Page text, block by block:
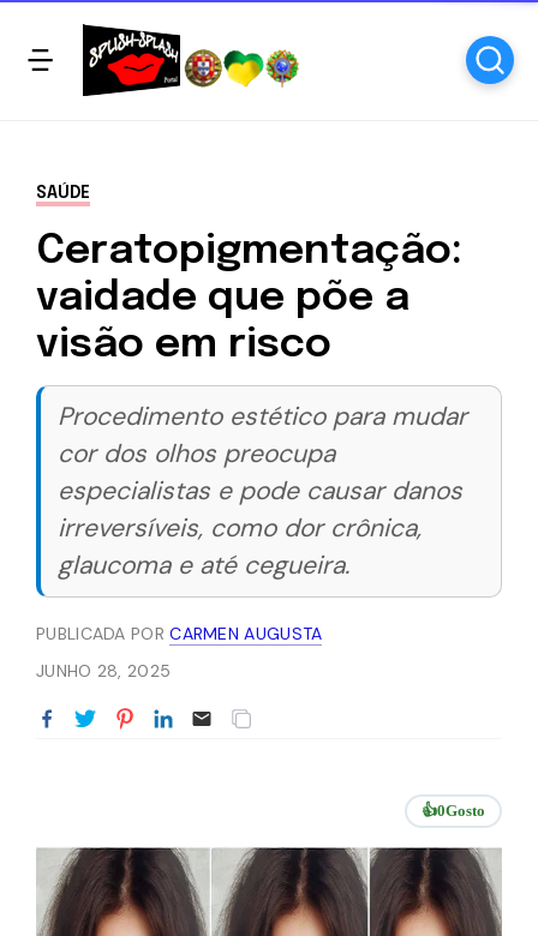
SAÚDE
Ceratopigmentação:
vaidade que põe a
visão em risco
Procedimento estético para mudar
cor dos olhos preocupa
especialistas e pode causar danos
irreversíveis, como dor crônica,
glaucoma e até cegueira.
PUBLICADA PORCARMEN AUGUSTA
JUNHO 28, 2025
👍0Gosto